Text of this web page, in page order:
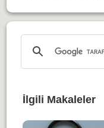
İlgili Makaleler